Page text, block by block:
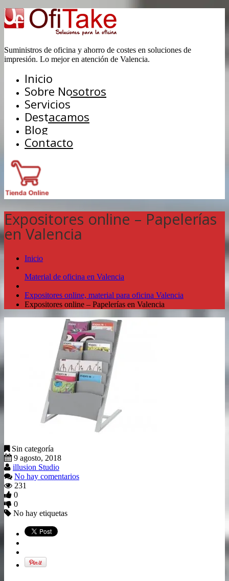
Suministros de oficina y ahorro de costes en soluciones de
impresión. Lo mejor en atención de Valencia.
Inicio
Sobre Nosotros
Servicios
Destacamos
Blog
Contacto
Expositores online – Papelerías
en Valencia
Inicio
Material de oficina en Valencia
Expositores online, material para oficina Valencia
Expositores online – Papelerías en Valencia
Sin categoría
9 agosto, 2018
illusion Studio
No hay comentarios
231
0
0
No hay etiquetas